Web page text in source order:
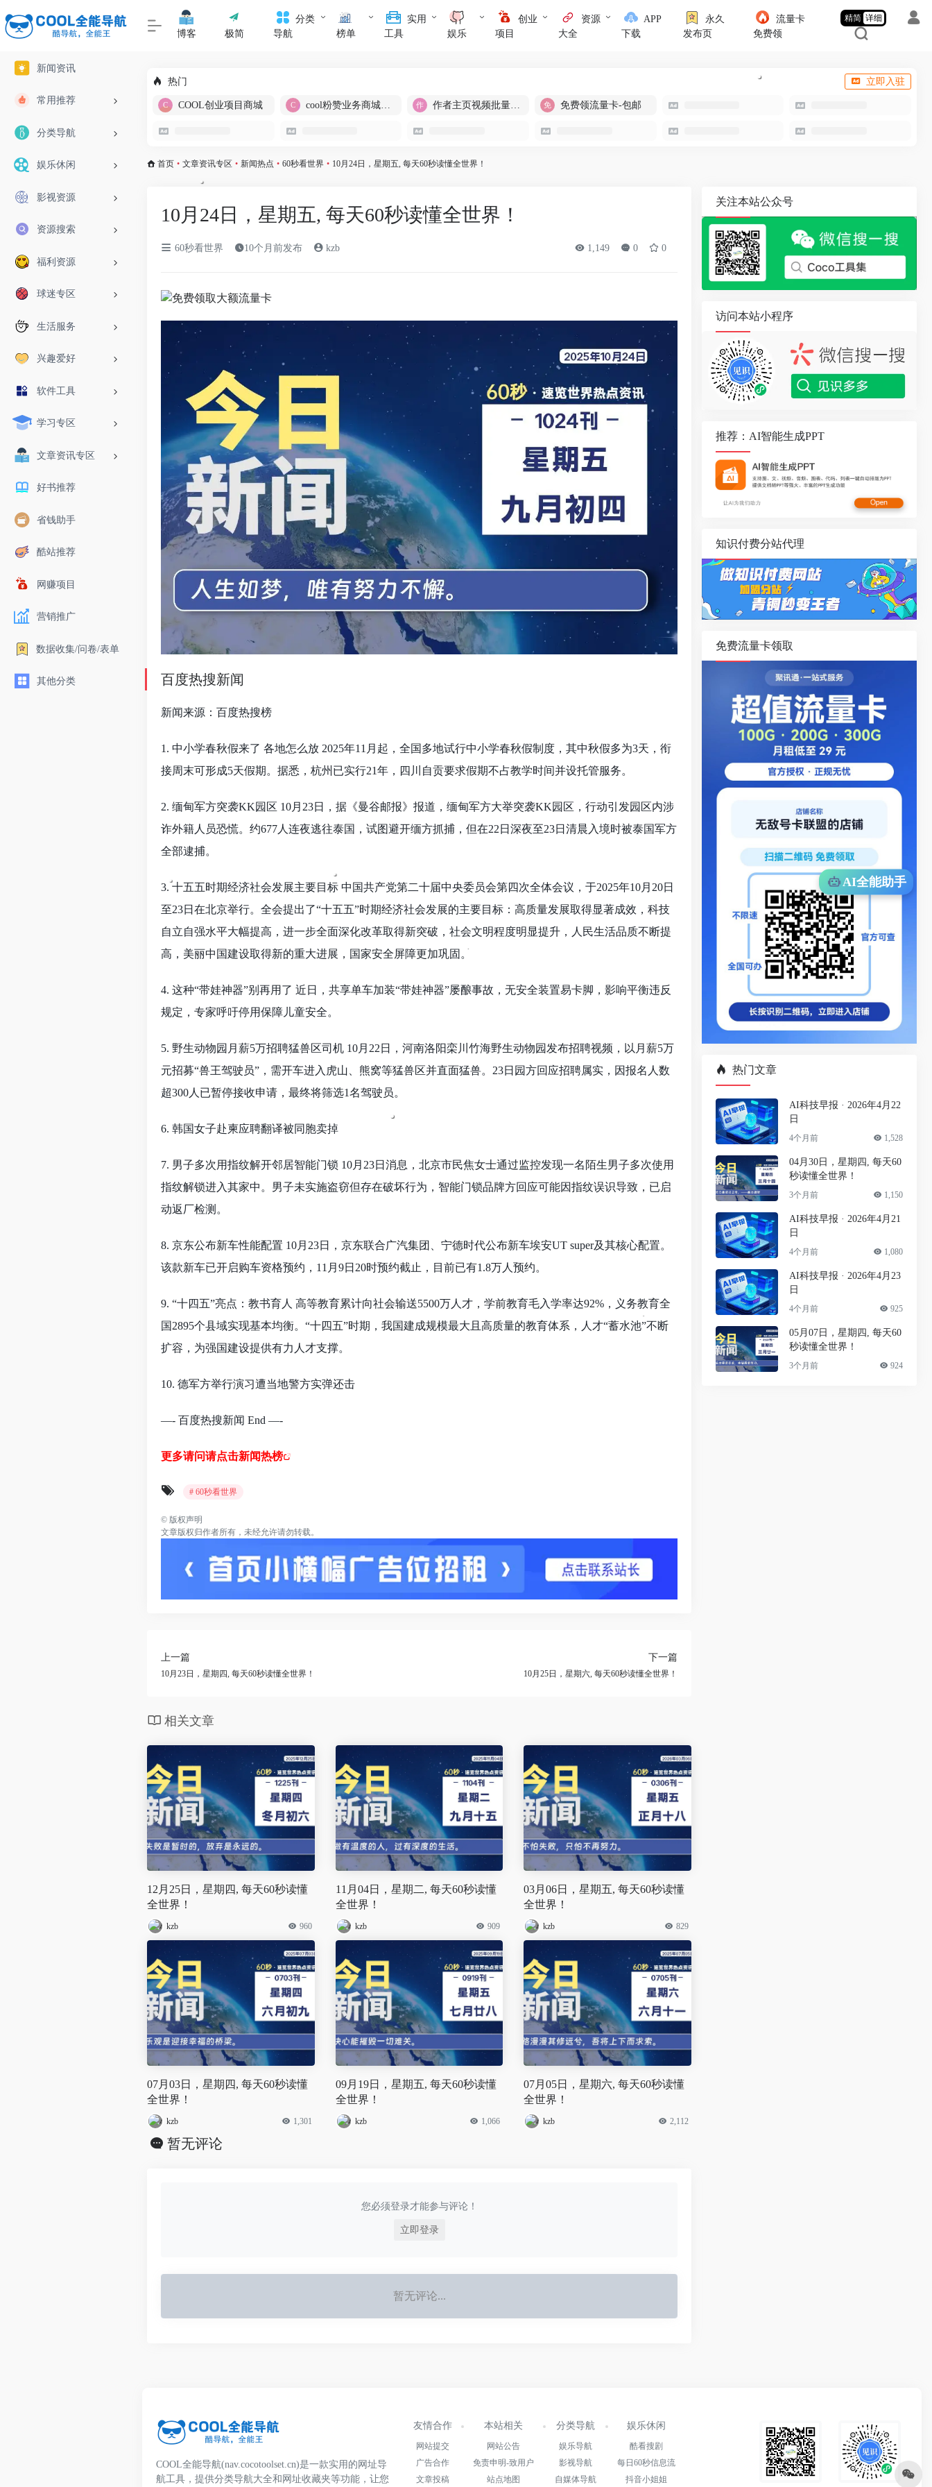
新闻资讯
常用推荐
分类导航
娱乐休闲
影视资源
资源搜索
福利资源
球迷专区
生活服务
兴趣爱好
软件工具
学习专区
文章资讯专区
好书推荐
省钱助手
酷站推荐
网赚项目
营销推广
数据收集/问卷/表单
其他分类
博客 极简
分类
导航
榜单
实用
工具
娱乐
创业
项目
资源
大全
APP
下载
永久
发布页
流量卡
免费领
精简 详细
热门 立即入驻
COOL创业项目商城 cool粉赞业务商城【爆粉引流】 作者主页视频批量提取 免费领流量卡-包邮
首页 • 文章资讯专区 • 新闻热点 • 60秒看世界 • 10月24日，星期五, 每天60秒读懂全世界！
10月24日，星期五, 每天60秒读懂全世界！
60秒看世界 10个月前发布 kzb 1,149 0 0
百度热搜新闻
新闻来源：百度热搜榜
1. 中小学春秋假来了 各地怎么放 2025年11月起，全国多地试行中小学春秋假制度，其中秋假多为3天，衔
接周末可形成5天假期。据悉，杭州已实行21年，四川自贡要求假期不占教学时间并设托管服务。
2. 缅甸军方突袭KK园区 10月23日，据《曼谷邮报》报道，缅甸军方大举突袭KK园区，行动引发园区内涉
诈外籍人员恐慌。约677人连夜逃往泰国，试图避开缅方抓捕，但在22日深夜至23日清晨入境时被泰国军方
全部逮捕。
3. 十五五时期经济社会发展主要目标 中国共产党第二十届中央委员会第四次全体会议，于2025年10月20日
至23日在北京举行。全会提出了“十五五”时期经济社会发展的主要目标：高质量发展取得显著成效，科技
自立自强水平大幅提高，进一步全面深化改革取得新突破，社会文明程度明显提升，人民生活品质不断提
高，美丽中国建设取得新的重大进展，国家安全屏障更加巩固。
4. 这种“带娃神器”别再用了 近日，共享单车加装“带娃神器”屡酿事故，无安全装置易卡脚，影响平衡违反
规定，专家呼吁停用保障儿童安全。
5. 野生动物园月薪5万招聘猛兽区司机 10月22日，河南洛阳栾川竹海野生动物园发布招聘视频，以月薪5万
元招募“兽王驾驶员”，需开车进入虎山、熊窝等猛兽区并直面猛兽。23日园方回应招聘属实，因报名人数
超300人已暂停接收申请，最终将筛选1名驾驶员。
6. 韩国女子赴柬应聘翻译被同胞卖掉
7. 男子多次用指纹解开邻居智能门锁 10月23日消息，北京市民焦女士通过监控发现一名陌生男子多次使用
指纹解锁进入其家中。男子未实施盗窃但存在破坏行为，智能门锁品牌方回应可能因指纹误识导致，已启
动返厂检测。
8. 京东公布新车性能配置 10月23日，京东联合广汽集团、宁德时代公布新车埃安UT super及其核心配置。
该款新车已开启购车资格预约，11月9日20时预约截止，目前已有1.8万人预约。
9. “十四五”亮点：教书育人 高等教育累计向社会输送5500万人才，学前教育毛入学率达92%，义务教育全
国2895个县域实现基本均衡。“十四五”时期，我国建成规模最大且高质量的教育体系，人才“蓄水池”不断
扩容，为强国建设提供有力人才支撑。
10. 德军方举行演习遭当地警方实弹还击
—- 百度热搜新闻 End —-
更多请问请点击新闻热榜
# 60秒看世界
© 版权声明
文章版权归作者所有，未经允许请勿转载。
上一篇
10月23日，星期四, 每天60秒读懂全世界！
下一篇
10月25日，星期六, 每天60秒读懂全世界！
相关文章
12月25日，星期四, 每天60秒读懂
全世界！
kzb 960
11月04日，星期二, 每天60秒读懂
全世界！
kzb 909
03月06日，星期五, 每天60秒读懂
全世界！
kzb 829
07月03日，星期四, 每天60秒读懂
全世界！
kzb 1,301
09月19日，星期五, 每天60秒读懂
全世界！
kzb 1,066
07月05日，星期六, 每天60秒读懂
全世界！
kzb 2,112
暂无评论
您必须登录才能参与评论！
立即登录
暂无评论...
关注本站公众号
访问本站小程序
推荐：AI智能生成PPT
知识付费分站代理
免费流量卡领取
热门文章
AI科技早报 · 2026年4月22
日
4个月前 1,528
04月30日，星期四, 每天60
秒读懂全世界！
3个月前 1,150
AI科技早报 · 2026年4月21
日
4个月前 1,080
AI科技早报 · 2026年4月23
日
4个月前 925
05月07日，星期四, 每天60
秒读懂全世界！
3个月前 924
COOL全能导航(nav.cocotoolset.cn)是一款实用的网址导
航工具，提供分类导航大全和网址收藏夹等功能，让您
友情合作
网站提交
广告合作
文章投稿
本站相关
网站公告
免责申明-致用户
站点地图
分类导航
娱乐导航
影视导航
自媒体导航
娱乐休闲
酷看搜剧
每日60秒信息流
抖音小姐姐
AI全能助手